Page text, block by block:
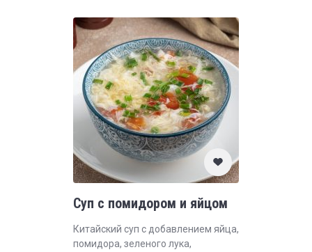
Суп с помидором и яйцом
Китайский суп с добавлением яйца,
помидора, зеленого лука,